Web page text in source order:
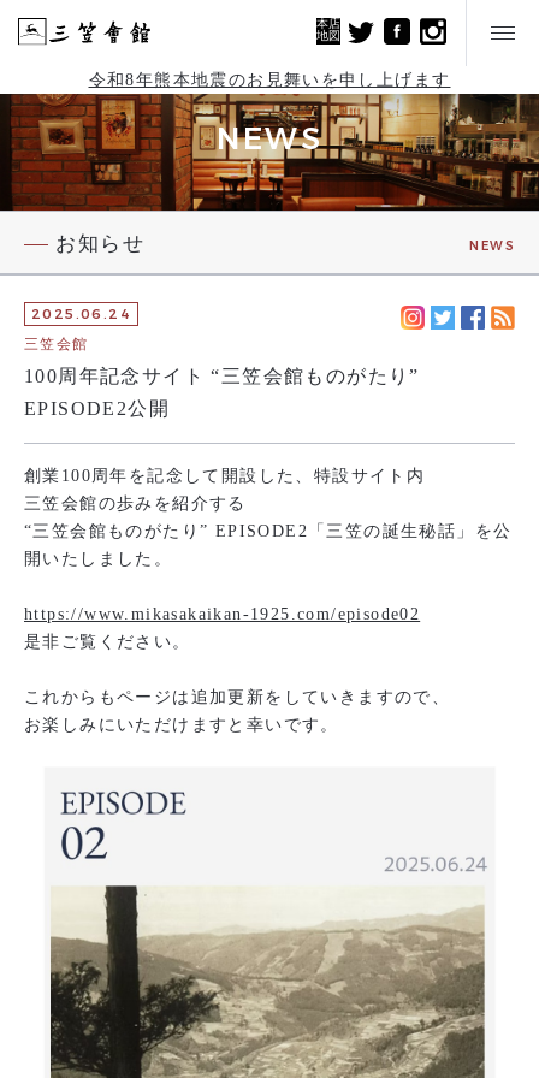
本店
地図
令和8年熊本地震のお見舞いを申し上げます
NEWS
お知らせ NEWS
2025.06.24
三笠会館
100周年記念サイト “三笠会館ものがたり”
EPISODE2公開
創業100周年を記念して開設した、特設サイト内
三笠会館の歩みを紹介する
“三笠会館ものがたり” EPISODE2「三笠の誕生秘話」を公
開いたしました。
https://www.mikasakaikan-1925.com/episode02
是非ご覧ください。
これからもページは追加更新をしていきますので、
お楽しみにいただけますと幸いです。